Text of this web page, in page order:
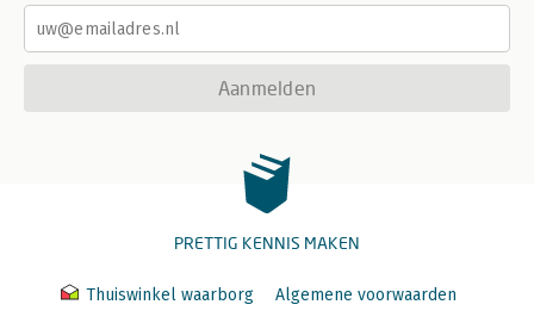
Aanmelden
PRETTIG KENNIS MAKEN
Thuiswinkel waarborg
Algemene voorwaarden